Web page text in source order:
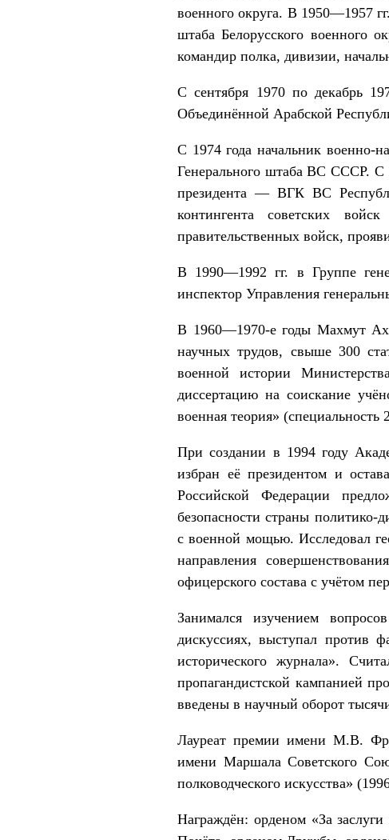
военного округа. В 1950—1957
штаба Белорусского военного
командир полка, дивизии,
С сентября 1970 по декабрь
Объединённой Арабской
С 1974 года начальник военно-
Генерального штаба ВС СССР. С
президента — ВГК ВС
контингента советских
правительственных войск,
В 1990—1992 гг. в Группе
инспектор Управления
В 1960—1970-е годы Махмут
научных трудов, свыше 300
военной истории
диссертацию на соискание
военная теория»
При создании в 1994 году
избран её президентом и
Российской Федерации
безопасности страны
с военной мощью. Исследовал
направления
офицерского состава с учётом
Занимался изучением
дискуссиях, выступал против
исторического журнала».
пропагандистской кампанией
введены в научный оборот
Лауреат премии имени М.В.
имени Маршала Советского
полководческого искусства»
Награждён: орденом «За